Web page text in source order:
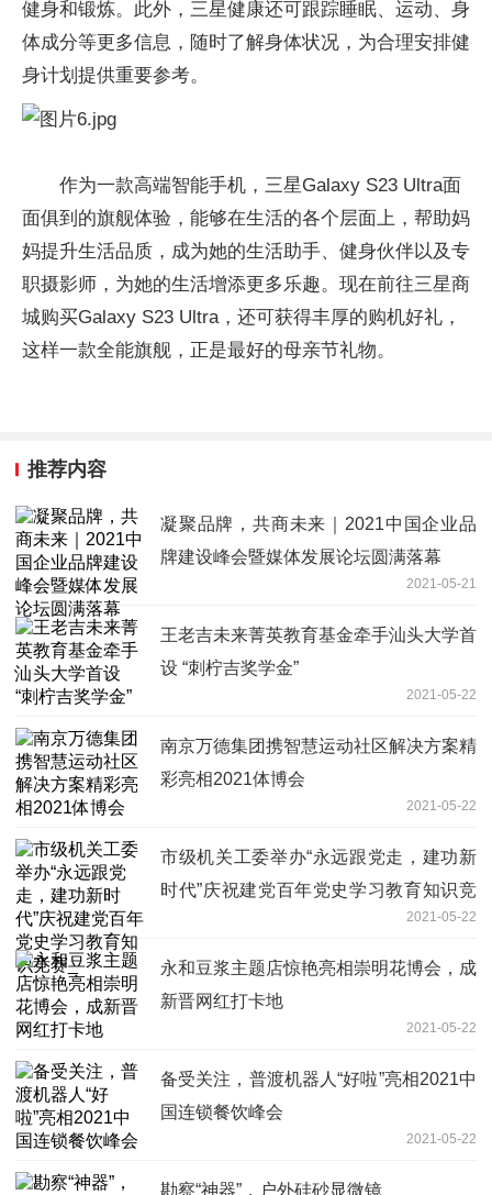
健身和锻炼。此外，三星健康还可跟踪睡眠、运动、身
体成分等更多信息，随时了解身体状况，为合理安排健
身计划提供重要参考。
作为一款高端智能手机，三星Galaxy S23 Ultra面
面俱到的旗舰体验，能够在生活的各个层面上，帮助妈
妈提升生活品质，成为她的生活助手、健身伙伴以及专
职摄影师，为她的生活增添更多乐趣。现在前往三星商
城购买Galaxy S23 Ultra，还可获得丰厚的购机好礼，
这样一款全能旗舰，正是最好的母亲节礼物。
推荐内容
凝聚品牌，共商未来｜2021中国企业品
牌建设峰会暨媒体发展论坛圆满落幕
2021-05-21
王老吉未来菁英教育基金牵手汕头大学首
设 “刺柠吉奖学金”
2021-05-22
南京万德集团携智慧运动社区解决方案精
彩亮相2021体博会
2021-05-22
市级机关工委举办“永远跟党走，建功新
时代”庆祝建党百年党史学习教育知识竞
2021-05-22
永和豆浆主题店惊艳亮相崇明花博会，成
新晋网红打卡地
2021-05-22
备受关注，普渡机器人“好啦”亮相2021中
国连锁餐饮峰会
2021-05-22
勘察“神器”，户外硅砂显微镜